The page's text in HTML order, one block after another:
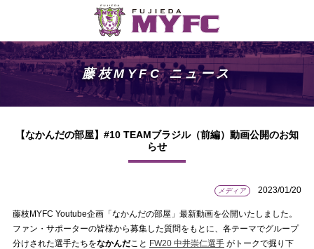
藤枝MYFC ニュース
【なかんだの部屋】#10 TEAMブラジル（前編）動画公開のお知
らせ
メディア 2023/01/20
藤枝MYFC Youtube企画「なかんだの部屋」最新動画を公開いたしました。
ファン・サポーターの皆様から募集した質問をもとに、各テーマでグループ
分けされた選手たちをなかんだこと FW20 中井崇仁選手 がトークで掘り下